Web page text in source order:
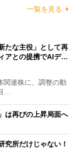
一覧を見る
たな主役」として再
アとの提携でAIデ…
連株に、調整の動
…
は再びの上昇局面へ
究所だけじゃない！